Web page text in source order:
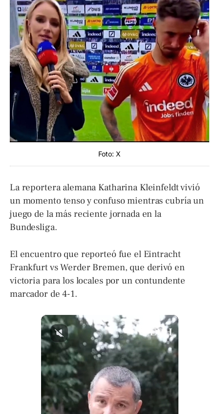
Foto: X
La reportera alemana Katharina Kleinfeldt vivió
un momento tenso y confuso mientras cubría un
juego de la más reciente jornada en la
Bundesliga.
El encuentro que reporteó fue el Eintracht
Frankfurt vs Werder Bremen, que derivó en
victoria para los locales por un contundente
marcador de 4-1.